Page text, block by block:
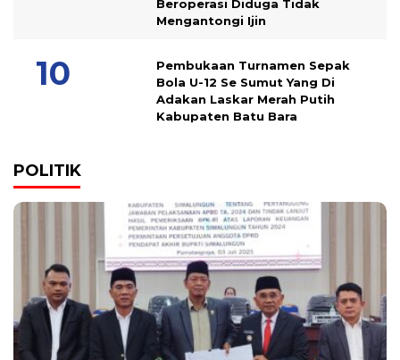
Beroperasi Diduga Tidak
Mengantongi Ijin
Pembukaan Turnamen Sepak
Bola U-12 Se Sumut Yang Di
Adakan Laskar Merah Putih
Kabupaten Batu Bara
POLITIK